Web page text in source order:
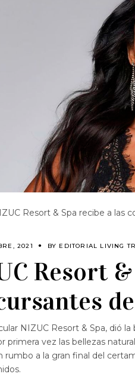
Resort & Spa recibe a las
2021 BY EDITORIAL LIVING
Resort
NIZUC Resort & Spa, dió
primera vez las bellezas
rumbo a la gran final del